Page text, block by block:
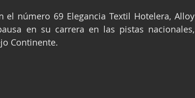
número 69 Elegancia Textil Hotelera, Alloy
en su carrera en las pistas nacionales,
Continente.